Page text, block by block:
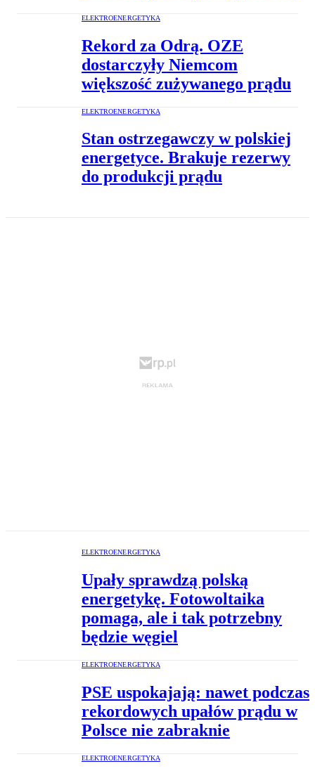
ELEKTROENERGETYKA
Rekord za Odrą. OZE
dostarczyły Niemcom
większość zużywanego prądu
ELEKTROENERGETYKA
Stan ostrzegawczy w polskiej
energetyce. Brakuje rezerwy
do produkcji prądu
ELEKTROENERGETYKA
Upały sprawdzą polską
energetykę. Fotowoltaika
pomaga, ale i tak potrzebny
będzie węgiel
ELEKTROENERGETYKA
PSE uspokajają: nawet podczas
rekordowych upałów prądu w
Polsce nie zabraknie
ELEKTROENERGETYKA